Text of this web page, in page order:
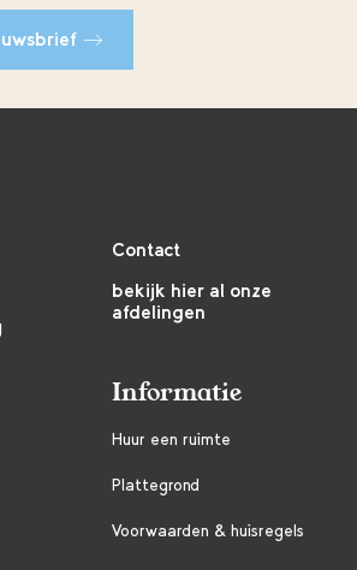
Contact
bekijk hier al onze
afdelingen
Informatie
Huur een ruimte
Plattegrond
Voorwaarden & huisregels